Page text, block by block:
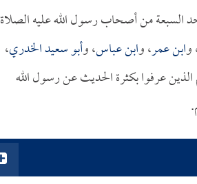
السبعة من أصحاب رسول الله عليه الصلاة
وابن عمر، وابن عباس، وأبو سعيد الخدري،
عرفوا بكثرة الحديث عن رسول الله